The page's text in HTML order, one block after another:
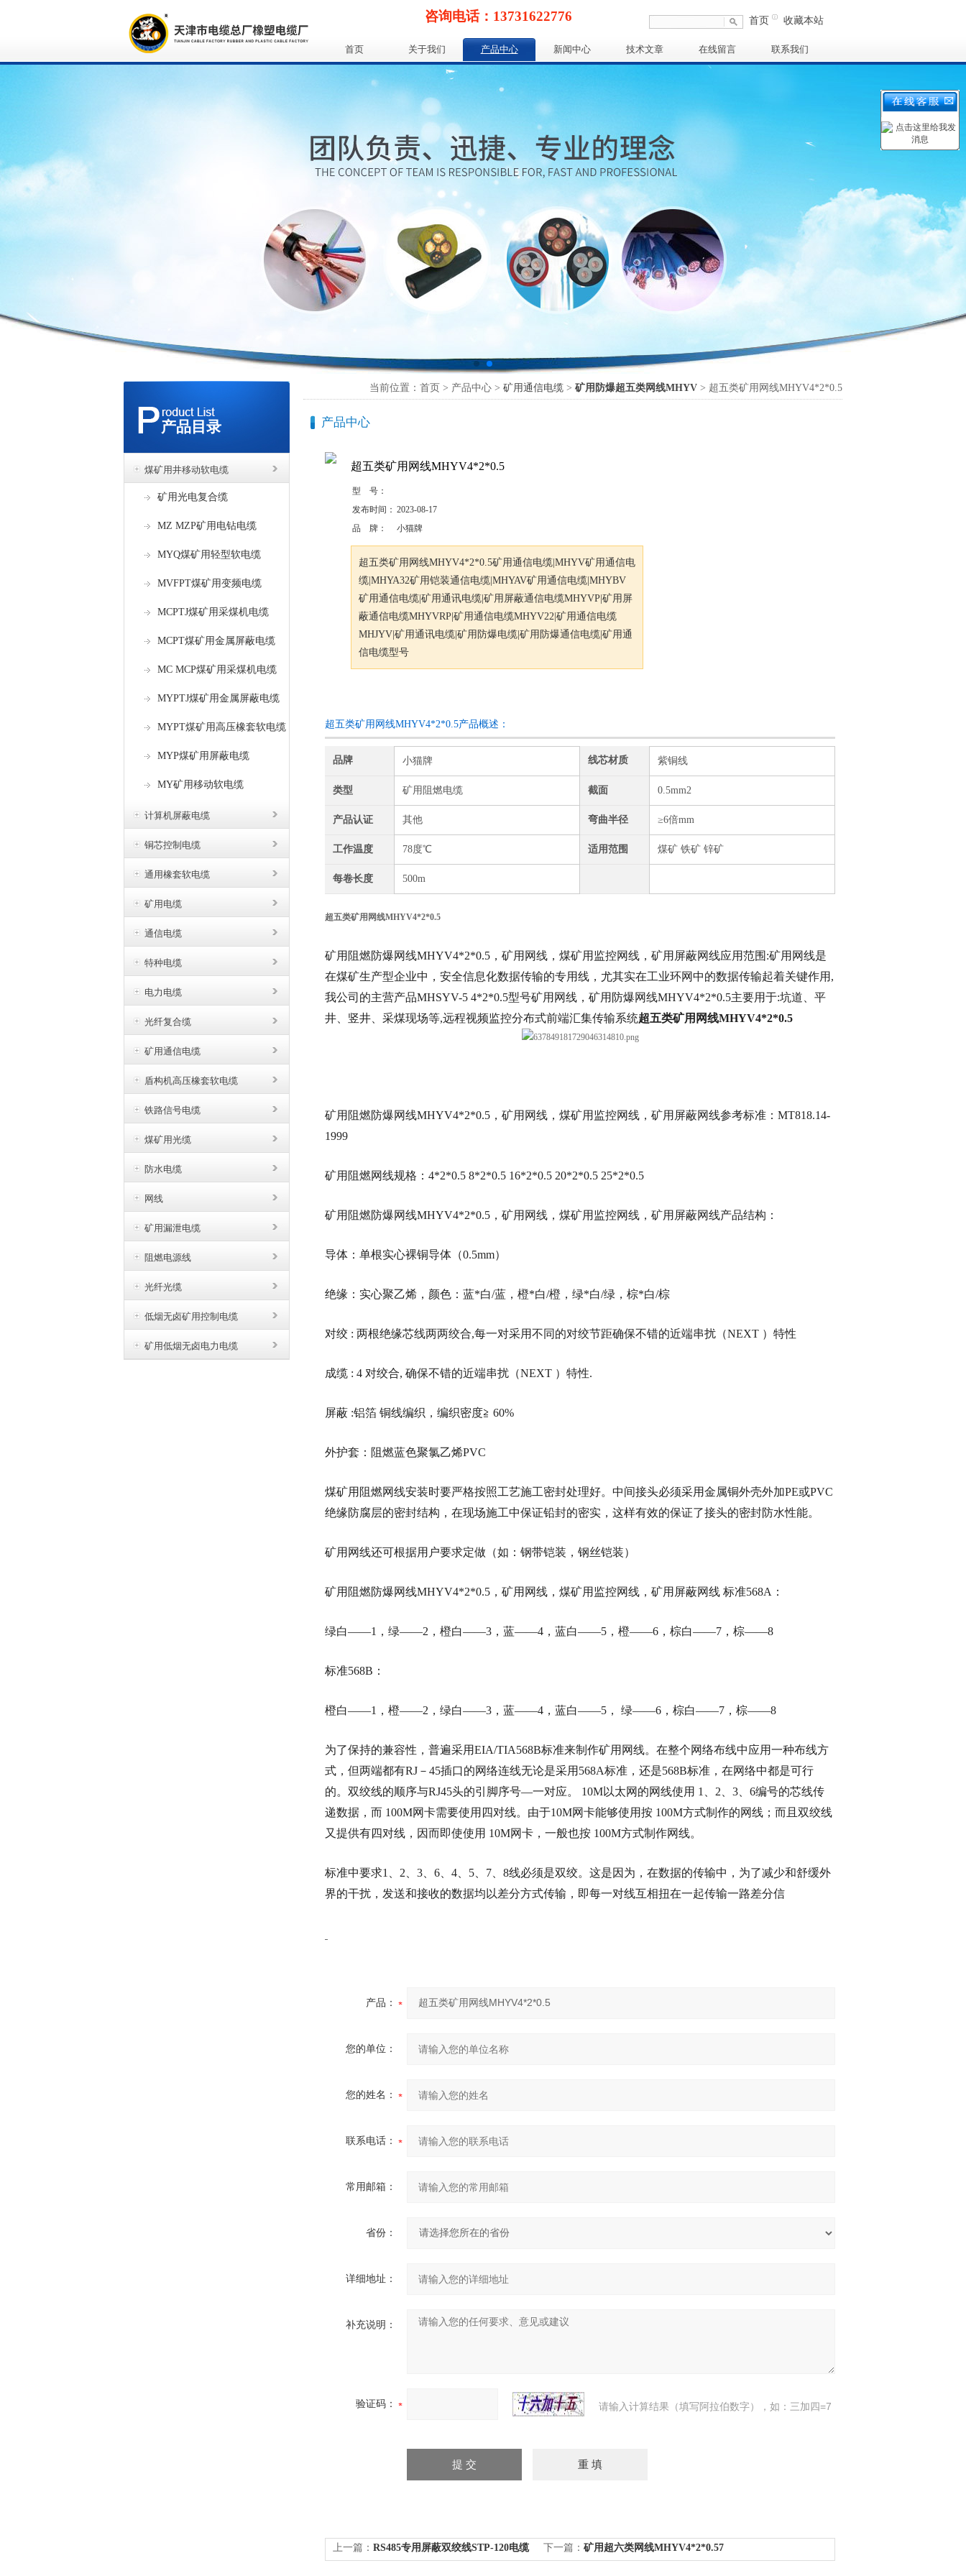
咨询电话：13731622776 首页 收藏本站
首页 关于我们 产品中心 新闻中心 技术文章 在线留言 联系我们
产品目录
煤矿用井移动软电缆
矿用光电复合缆
MZ MZP矿用电钻电缆
MYQ煤矿用轻型软电缆
MVFPT煤矿用变频电缆
MCPTJ煤矿用采煤机电缆
MCPT煤矿用金属屏蔽电缆
MC MCP煤矿用采煤机电缆
MYPTJ煤矿用金属屏蔽电缆
MYPT煤矿用高压橡套软电缆
MYP煤矿用屏蔽电缆
MY矿用移动软电缆
计算机屏蔽电缆
铜芯控制电缆
通用橡套软电缆
矿用电缆
通信电缆
特种电缆
电力电缆
光纤复合缆
矿用通信电缆
盾构机高压橡套软电缆
铁路信号电缆
煤矿用光缆
防水电缆
网线
矿用漏泄电缆
阻燃电源线
光纤光缆
低烟无卤矿用控制电缆
矿用低烟无卤电力电缆
当前位置：首页 > 产品中心 > 矿用通信电缆 > 矿用防爆超五类网线MHYV > 超五类矿用网线MHYV4*2*0.5
产品中心
超五类矿用网线MHYV4*2*0.5
型 号：
发布时间： 2023-08-17
品 牌：
小猫牌
超五类矿用网线MHYV4*2*0.5矿用通信电缆|MHYV矿用通信电
缆|MHYA32矿用铠装通信电缆|MHYAV矿用通信电缆|MHYBV
矿用通信电缆|矿用通讯电缆|矿用屏蔽通信电缆MHYVP|矿用屏
蔽通信电缆MHYVRP|矿用通信电缆MHYV22|矿用通信电缆
MHJYV|矿用通讯电缆|矿用防爆电缆|矿用防爆通信电缆|矿用通
信电缆型号
超五类矿用网线MHYV4*2*0.5产品概述：
品牌 小猫牌 线芯材质 紫铜线
类型 矿用阻燃电缆 截面 0.5mm2
产品认证 其他 弯曲半径 ≥6倍mm
工作温度 78度℃ 适用范围 煤矿 铁矿 锌矿
每卷长度 500m
超五类矿用网线MHYV4*2*0.5
矿用阻燃防爆网线MHYV4*2*0.5，矿用网线，煤矿用监控网线，矿用屏蔽网线应用范围:矿用网线是
在煤矿生产型企业中，安全信息化数据传输的专用线，尤其实在工业环网中的数据传输起着关键作用,
我公司的主营产品MHSYV-5 4*2*0.5型号矿用网线，矿用防爆网线MHYV4*2*0.5主要用于:坑道、平
井、竖井、采煤现场等,远程视频监控分布式前端汇集传输系统超五类矿用网线MHYV4*2*0.5
矿用阻燃防爆网线MHYV4*2*0.5，矿用网线，煤矿用监控网线，矿用屏蔽网线参考标准：MT818.14-
1999
矿用阻燃网线规格： 4*2*0.5 8*2*0.5 16*2*0.5 20*2*0.5 25*2*0.5
矿用阻燃防爆网线MHYV4*2*0.5，矿用网线，煤矿用监控网线，矿用屏蔽网线产品结构：
导体：单根实心裸铜导体（0.5mm）
绝缘：实心聚乙烯，颜色：蓝*白/蓝，橙*白/橙，绿*白/绿，棕*白/棕
对绞 : 两根绝缘芯线两两绞合,每一对采用不同的对绞节距确保不错的近端串扰（NEXT ）特性
成缆 : 4 对绞合, 确保不错的近端串扰（NEXT ）特性.
屏蔽 :铝箔 铜线编织，编织密度≧ 60%
外护套：阻燃蓝色聚氯乙烯PVC
煤矿用阻燃网线安装时要严格按照工艺施工密封处理好。中间接头必须采用金属铜外壳外加PE或PVC
绝缘防腐层的密封结构，在现场施工中保证铅封的密实，这样有效的保证了接头的密封防水性能。
矿用网线还可根据用户要求定做（如：钢带铠装，钢丝铠装）
矿用阻燃防爆网线MHYV4*2*0.5，矿用网线，煤矿用监控网线，矿用屏蔽网线 标准568A：
绿白——1，绿——2，橙白——3，蓝——4，蓝白——5，橙——6，棕白——7，棕——8
标准568B：
橙白——1，橙——2，绿白——3，蓝——4，蓝白——5， 绿——6，棕白——7，棕——8
为了保持的兼容性，普遍采用EIA/TIA568B标准来制作矿用网线。在整个网络布线中应用一种布线方
式，但两端都有RJ－45插口的网络连线无论是采用568A标准，还是568B标准，在网络中都是可行
的。双绞线的顺序与RJ45头的引脚序号—一对应。 10M以太网的网线使用 1、2、3、6编号的芯线传
递数据，而 100M网卡需要使用四对线。由于10M网卡能够使用按 100M方式制作的网线；而且双绞线
又提供有四对线，因而即使使用 10M网卡，一般也按 100M方式制作网线。
标准中要求1、2、3、6、4、5、7、8线必须是双绞。这是因为，在数据的传输中，为了减少和舒缓外
界的干扰，发送和接收的数据均以差分方式传输，即每一对线互相扭在一起传输一路差分信
产品：
您的单位：
您的姓名：
联系电话：
常用邮箱：
省份：
详细地址：
补充说明：
验证码： 请输入计算结果（填写阿拉伯数字），如：三加四=7
上一篇： RS485专用屏蔽双绞线STP-120电缆 下一篇： 矿用超六类网线MHYV4*2*0.57